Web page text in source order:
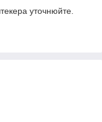
уточнюйте.